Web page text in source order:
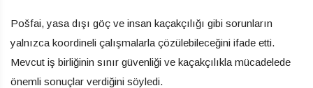
Pošfai, yasa dışı göç ve insan kaçakçılığı gibi sorunların
yalnızca koordineli çalışmalarla çözülebileceğini ifade etti.
Mevcut iş birliğinin sınır güvenliği ve kaçakçılıkla mücadelede
önemli sonuçlar verdiğini söyledi.